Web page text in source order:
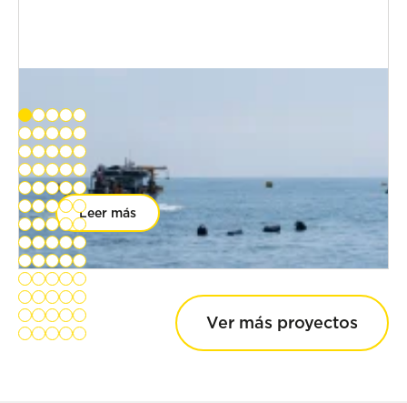
Leer más
Ver más proyectos